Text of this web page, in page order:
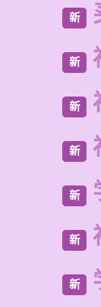
新
新
新
新
新
新
新